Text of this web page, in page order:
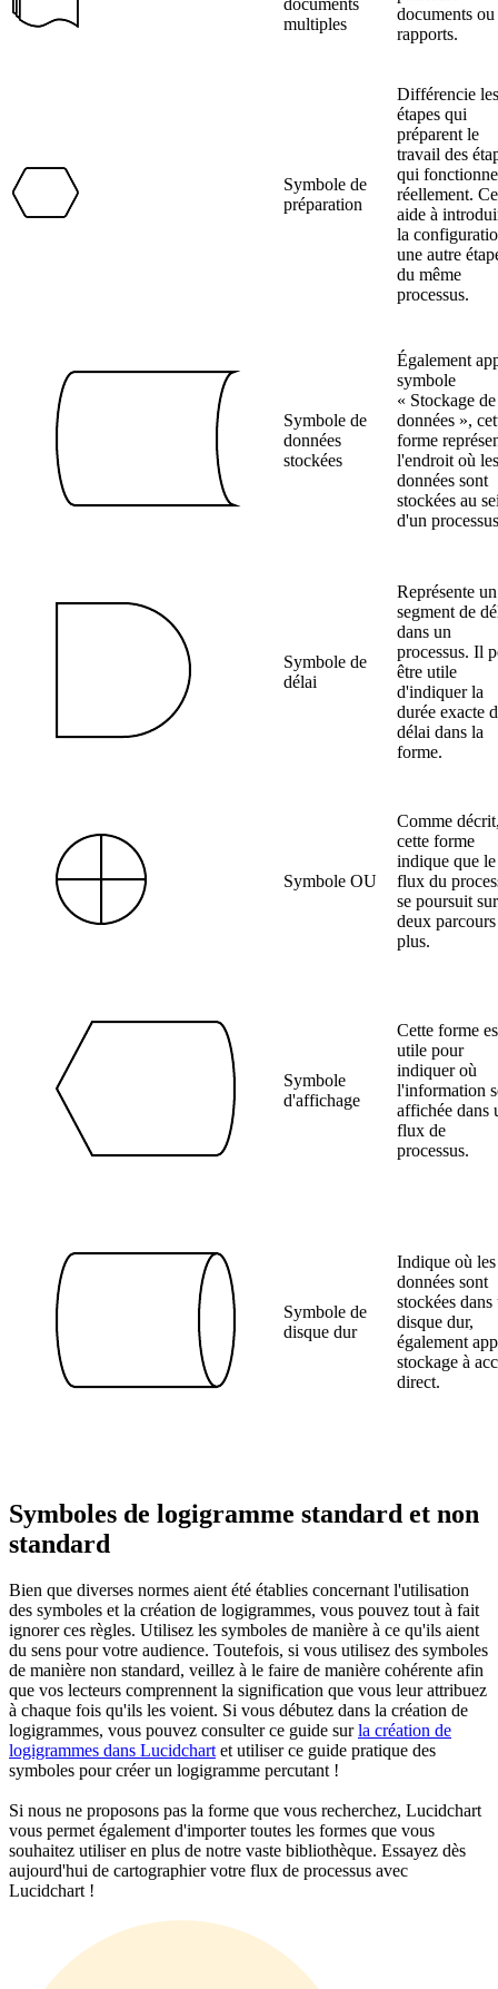
multiples
documents ou
rapports.
Symbole de
préparation
Différencie les
étapes qui
préparent le
travail des
qui
réellement.
aide à
la
une autre
du même
processus.
Symbole de
données
stockées
Également
symbole
« Stockage de
données »,
forme
l'endroit où les
données sont
stockées au
d'un
Symbole de
délai
Représente un
segment de
dans un
processus. Il
être utile
d'indiquer la
durée exacte
délai dans la
forme.
Symbole OU
Comme
cette forme
indique que le
flux du
se poursuit sur
deux
plus.
Symbole
d'affichage
Cette forme
utile pour
indiquer où
l'information
affichée dans
flux de
processus.
Symbole de
disque dur
Indique où les
données sont
stockées dans
disque dur,
également
stockage à
direct.
Symboles de logigramme standard et non
standard
Bien que diverses normes aient été établies concernant l'utilisation
des symboles et la création de logigrammes, vous pouvez tout à fait
ignorer ces règles. Utilisez les symboles de manière à ce qu'ils aient
du sens pour votre audience. Toutefois, si vous utilisez des symboles
de manière non standard, veillez à le faire de manière cohérente afin
que vos lecteurs comprennent la signification que vous leur attribuez
à chaque fois qu'ils les voient. Si vous débutez dans la création de
logigrammes, vous pouvez consulter ce guide surla création de
logigrammes dans Lucidchartet utiliser ce guide pratique des
symboles pour créer un logigramme percutant !
Si nous ne proposons pas la forme que vous recherchez, Lucidchart
vous permet également d'importer toutes les formes que vous
souhaitez utiliser en plus de notre vaste bibliothèque. Essayez dès
aujourd'hui de cartographier votre flux de processus avec
Lucidchart !